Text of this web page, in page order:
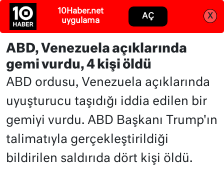
10Haber.net
uygulama
AÇ X
Abone ol Giriş
ABD, Venezuela açıklarında
gemi vurdu, 4 kişi öldü
ABD ordusu, Venezuela açıklarında
uyuşturucu taşıdığı iddia edilen bir
gemiyi vurdu. ABD Başkanı Trump'ın
talimatıyla gerçekleştirildiği
bildirilen saldırıda dört kişi öldü.